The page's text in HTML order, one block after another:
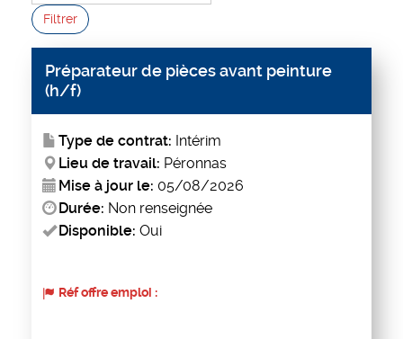
Filtrer
Préparateur de pièces avant peinture
(h/f)
Type de contrat: Intérim
Lieu de travail: Péronnas
Mise à jour le: 05/08/2026
Durée: Non renseignée
Disponible: Oui
Réf offre emploi :